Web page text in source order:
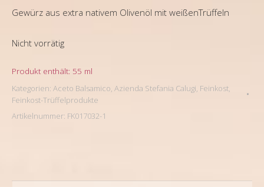
Gewürz aus extra nativem Olivenöl mit weißenTrüffeln
Nicht vorrätig
Produkt enthält: 55 ml
Kategorien: Aceto Balsamico, Azienda Stefania Calugi, Feinkost,
Feinkost-Trüffelprodukte
Artikelnummer: FK017032-1